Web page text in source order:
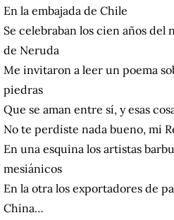
En la embajada de Chile
Se celebraban los cien años del
de Neruda
Me invitaron a leer un poema
piedras
Que se aman entre sí, y esas
No te perdiste nada bueno, mi
En una esquina los artistas
mesiánicos
En la otra los exportadores de
China…